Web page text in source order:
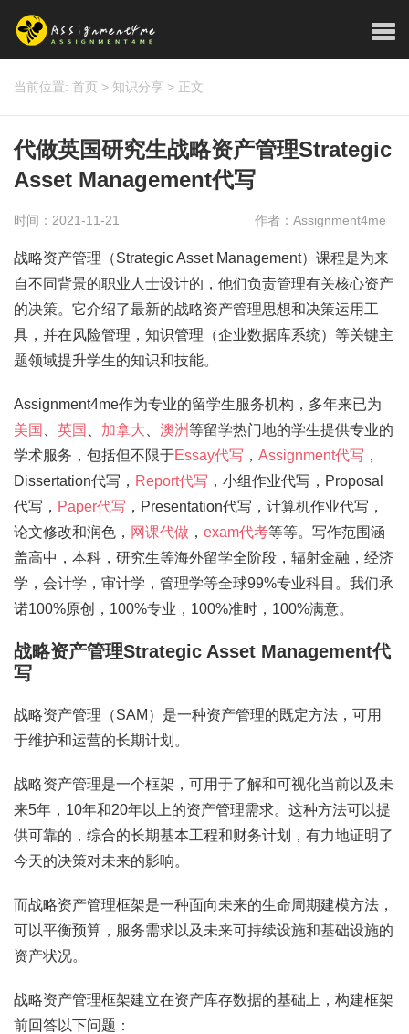
当前位置: 首页 > 知识分享 > 正文
代做英国研究生战略资产管理Strategic
Asset Management代写
时间：2021-11-21 作者：Assignment4me
战略资产管理（Strategic Asset Management）课程是为来
自不同背景的职业人士设计的，他们负责管理有关核心资产
的决策。它介绍了最新的战略资产管理思想和决策运用工
具，并在风险管理，知识管理（企业数据库系统）等关键主
题领域提升学生的知识和技能。
Assignment4me作为专业的留学生服务机构，多年来已为
美国
英国 加拿大 澳洲等留学热门地的学生提供专业的
学术服务，包括但不限于Essay代写 ， Assignment代写 ，
Dissertation代写， Report代写 ，小组作业代写，Proposal
代写， Paper代写 ，Presentation代写，计算机作业代写，
论文修改和润色， 网课代做 ， exam代考等等。写作范围涵
盖高中，本科，研究生等海外留学全阶段，辐射金融，经济
学，会计学，审计学，管理学等全球99%专业科目。我们承
诺100%原创，100%专业，100%准时，100%满意。
战略资产管理Strategic Asset Management代
写
战略资产管理（SAM）是一种资产管理的既定方法，可用
于维护和运营的长期计划。
战略资产管理是一个框架，可用于了解和可视化当前以及未
来5年，10年和20年以上的资产管理需求。这种方法可以提
供可靠的，综合的长期基本工程和财务计划，有力地证明了
今天的决策对未来的影响。
而战略资产管理框架是一种面向未来的生命周期建模方法，
可以平衡预算，服务需求以及未来可持续设施和基础设施的
资产状况。
战略资产管理框架建立在资产库存数据的基础上，构建框架
前回答以下问题：